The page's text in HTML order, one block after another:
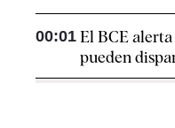
00:01 El BCE alerta
pueden